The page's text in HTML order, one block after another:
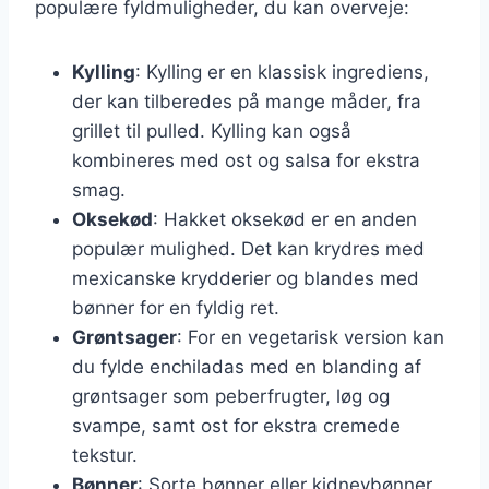
populære fyldmuligheder, du kan overveje:
Kylling: Kylling er en klassisk ingrediens,
der kan tilberedes på mange måder, fra
grillet til pulled. Kylling kan også
kombineres med ost og salsa for ekstra
smag.
Oksekød: Hakket oksekød er en anden
populær mulighed. Det kan krydres med
mexicanske krydderier og blandes med
bønner for en fyldig ret.
Grøntsager: For en vegetarisk version kan
du fylde enchiladas med en blanding af
grøntsager som peberfrugter, løg og
svampe, samt ost for ekstra cremede
tekstur.
Bønner: Sorte bønner eller kidneybønner